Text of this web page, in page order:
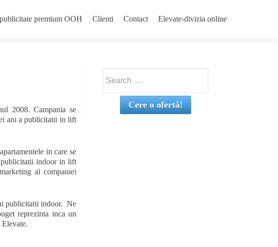
premium OOH Clienti Contact Elevate-divizia online
2008. Campania se
ani a publicitatii in lift
in care se
publicitatii indoor in lift
al companiei
publicitatii indoor. Ne
reprezinta inca un
for:
Cere o ofertă!